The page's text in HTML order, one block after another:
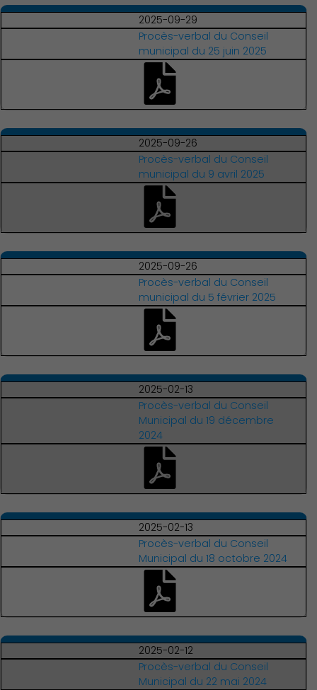
Famille
Action Sociale Solidarité
2025-09-29
Procès-verbal du Conseil
municipal du 25 juin 2025
2025-09-26
Procès-verbal du Conseil
municipal du 9 avril 2025
2025-09-26
Procès-verbal du Conseil
municipal du 5 février 2025
2025-02-13
Procès-verbal du Conseil
Municipal du 19 décembre
2024
2025-02-13
Procès-verbal du Conseil
Municipal du 18 octobre 2024
2025-02-12
Procès-verbal du Conseil
Municipal du 22 mai 2024